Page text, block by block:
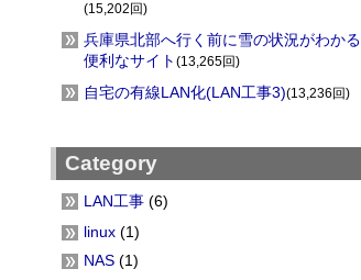
(15,202回)
兵庫県北部へ行く前に雪の状況がわかる
便利なサイト (13,265回)
自宅の有線LAN化(LAN工事3)(13,236回)
Category
LAN工事 (6)
linux (1)
NAS (1)